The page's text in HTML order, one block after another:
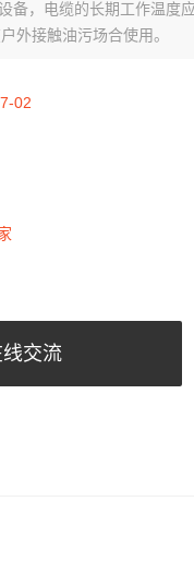
备，电缆的长期工作温度
外接触油污场合使用。
02
交流